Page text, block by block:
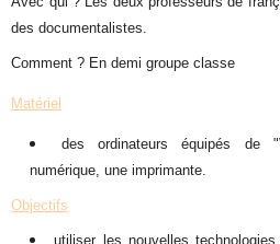
des documentalistes.
Comment ? En demi groupe classe
Matériel
des ordinateurs équipés de
numérique, une imprimante.
Objectifs
utiliser les nouvelles